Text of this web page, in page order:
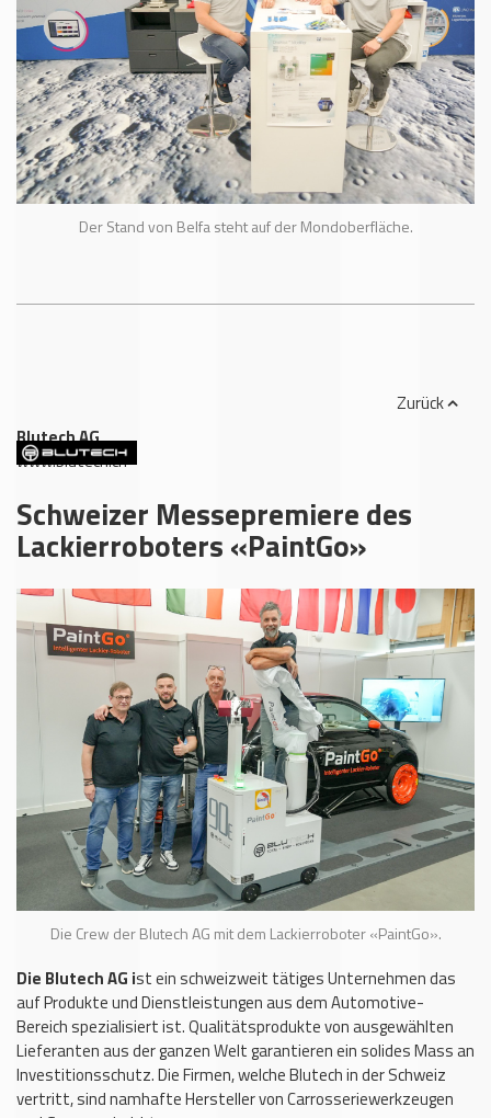
Der Stand von Belfa steht auf der Mondoberfläche.
Blutech AG,
www.blutech.ch
Zurück
Schweizer Messepremiere des
Lackierroboters «PaintGo»
Die Crew der Blutech AG mit dem Lackierroboter «PaintGo».
Die Blutech AG ist ein schweizweit tätiges Unternehmen das
auf Produkte und Dienstleistungen aus dem Automotive-
Bereich spezialisiert ist. Qualitätsprodukte von ausgewählten
Lieferanten aus der ganzen Welt garantieren ein solides Mass an
Investitionsschutz. Die Firmen, welche Blutech in der Schweiz
vertritt, sind namhafte Hersteller von Carrosseriewerkzeugen